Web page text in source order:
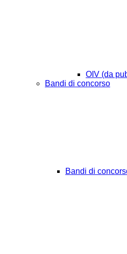
OIV (da
Bandi di concorso
Bandi di